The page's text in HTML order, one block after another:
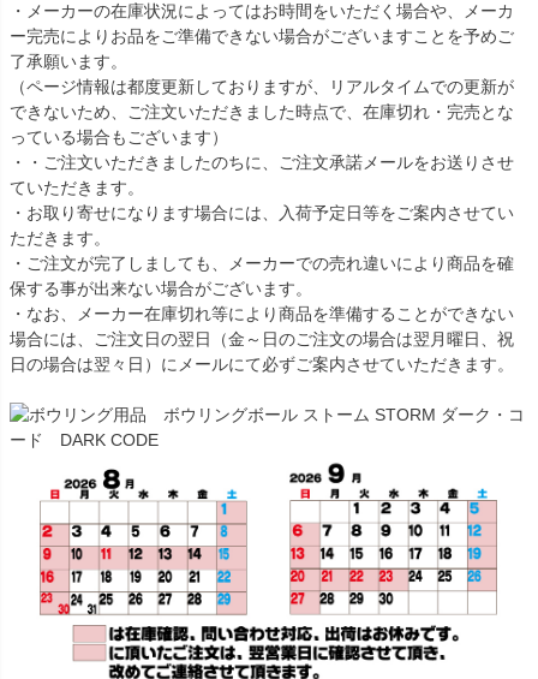
・メーカーの在庫状況によってはお時間をいただく場合や、メーカ
ー完売によりお品をご準備できない場合がございますことを予めご
了承願います。
（ページ情報は都度更新しておりますが、リアルタイムでの更新が
できないため、ご注文いただきました時点で、在庫切れ・完売とな
っている場合もございます）
・・ご注文いただきましたのちに、ご注文承諾メールをお送りさせ
ていただきます。
・お取り寄せになります場合には、入荷予定日等をご案内させてい
ただきます。
・ご注文が完了しましても、メーカーでの売れ違いにより商品を確
保する事が出来ない場合がございます。
・なお、メーカー在庫切れ等により商品を準備することができない
場合には、ご注文日の翌日（金～日のご注文の場合は翌月曜日、祝
日の場合は翌々日）にメールにて必ずご案内させていただきます。